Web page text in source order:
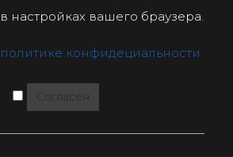
настройках вашего браузера.
конфидециальности
Согласен